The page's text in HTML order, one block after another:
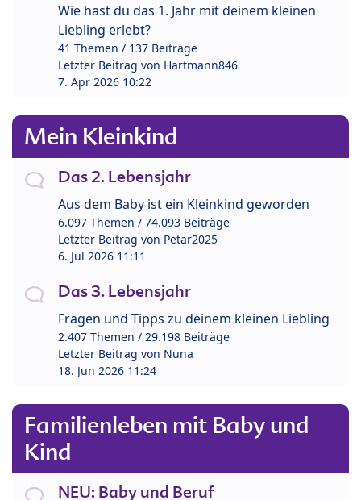
Wie hast du das 1. Jahr mit deinem kleinen
Liebling erlebt?
41 Themen / 137 Beiträge
Letzter Beitrag von Hartmann846
7. Apr 2026 10:22
Mein Kleinkind
Das 2. Lebensjahr
Aus dem Baby ist ein Kleinkind geworden
6.097 Themen / 74.093 Beiträge
Letzter Beitrag von Petar2025
6. Jul 2026 11:11
Das 3. Lebensjahr
Fragen und Tipps zu deinem kleinen Liebling
2.407 Themen / 29.198 Beiträge
Letzter Beitrag von Nuna
18. Jun 2026 11:24
Familienleben mit Baby und
Kind
NEU: Baby und Beruf